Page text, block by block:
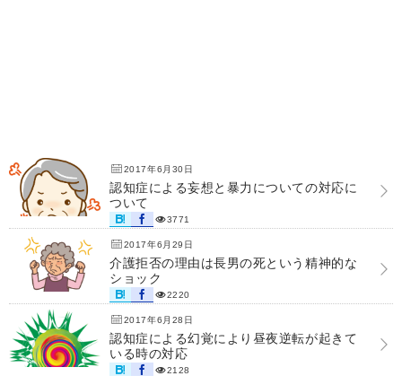
2017年6月30日
認知症による妄想と暴力についての対応に
ついて
3771
2017年6月29日
介護拒否の理由は長男の死という精神的な
ショック
2220
2017年6月28日
認知症による幻覚により昼夜逆転が起きて
いる時の対応
2128